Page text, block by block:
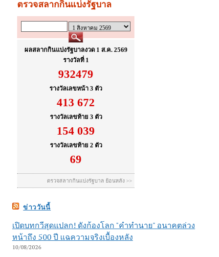
ข่าววันนี้
เปิดบทกวีสุดแปลก! ดังก้องโลก "คำทำนาย" อนาคตล่วง
หน้าถึง 500 ปี แฉความจริงเบื้องหลัง
10/08/2026